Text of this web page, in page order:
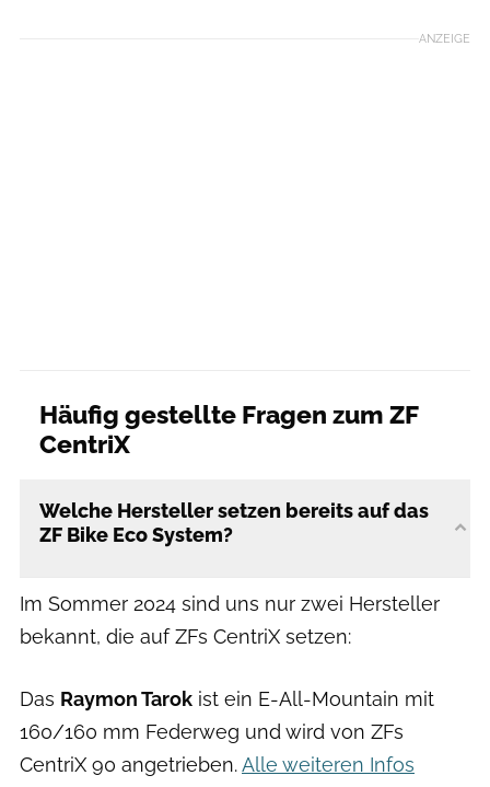
ANZEIGE
Häufig gestellte Fragen zum ZF
CentriX
Welche Hersteller setzen bereits auf das
ZF Bike Eco System?
Im Sommer 2024 sind uns nur zwei Hersteller
bekannt, die auf ZFs CentriX setzen:
Das Raymon Tarok ist ein E-All-Mountain mit
160/160 mm Federweg und wird von ZFs
CentriX 90 angetrieben.Alle weiteren Infos